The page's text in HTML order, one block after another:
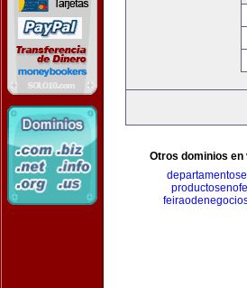
Otros dominios en